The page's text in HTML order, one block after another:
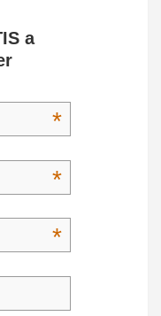
a
*
*
*